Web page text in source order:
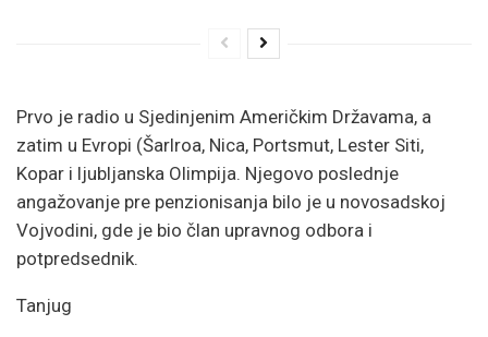
Prvo je radio u Sjedinjenim Američkim Državama, a
zatim u Evropi (Šarlroa, Nica, Portsmut, Lester Siti,
Kopar i ljubljanska Olimpija. Njegovo poslednje
angažovanje pre penzionisanja bilo je u novosadskoj
Vojvodini, gde je bio član upravnog odbora i
potpredsednik.
Tanjug